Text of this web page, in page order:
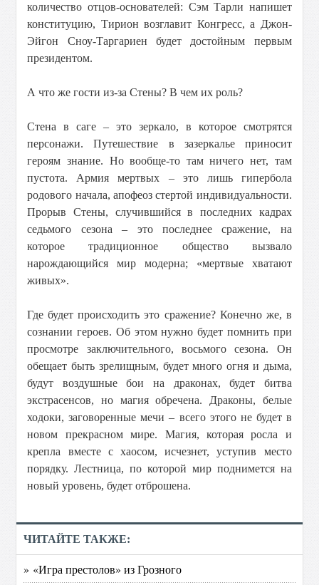
количество отцов-основателей: Сэм Тарли напишет
конституцию, Тирион возглавит Конгресс, а Джон-
Эйгон Сноу-Таргариен будет достойным первым
президентом.
А что же гости из-за Стены? В чем их роль?
Стена в саге – это зеркало, в которое смотрятся
персонажи. Путешествие в зазеркалье приносит
героям знание. Но вообще-то там ничего нет, там
пустота. Армия мертвых – это лишь гипербола
родового начала, апофеоз стертой индивидуальности.
Прорыв Стены, случившийся в последних кадрах
седьмого сезона – это последнее сражение, на
которое традиционное общество вызвало
нарождающийся мир модерна; «мертвые хватают
живых».
Где будет происходить это сражение? Конечно же, в
сознании героев. Об этом нужно будет помнить при
просмотре заключительного, восьмого сезона. Он
обещает быть зрелищным, будет много огня и дыма,
будут воздушные бои на драконах, будет битва
экстрасенсов, но магия обречена. Драконы, белые
ходоки, заговоренные мечи – всего этого не будет в
новом прекрасном мире. Магия, которая росла и
крепла вместе с хаосом, исчезнет, уступив место
порядку. Лестница, по которой мир поднимется на
новый уровень, будет отброшена.
ЧИТАЙТЕ ТАКЖЕ:
» «Игра престолов» из Грозного